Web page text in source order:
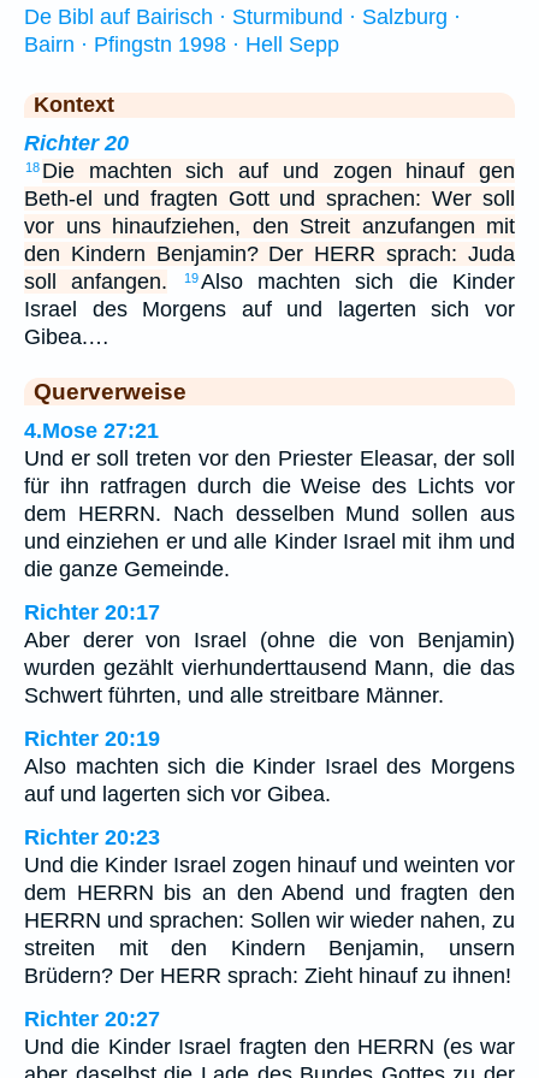
De Bibl auf Bairisch · Sturmibund · Salzburg ·
Bairn · Pfingstn 1998 · Hell Sepp
Kontext
Richter 20
18 Die machten sich auf und zogen hinauf gen
Beth-el und fragten Gott und sprachen: Wer soll
vor uns hinaufziehen, den Streit anzufangen mit
den Kindern Benjamin? Der HERR sprach: Juda
soll anfangen.
19Also machten sich die Kinder
Israel des Morgens auf und lagerten sich vor
Gibea.…
Querverweise
4.Mose 27:21
Und er soll treten vor den Priester Eleasar, der soll
für ihn ratfragen durch die Weise des Lichts vor
dem HERRN. Nach desselben Mund sollen aus
und einziehen er und alle Kinder Israel mit ihm und
die ganze Gemeinde.
Richter 20:17
Aber derer von Israel (ohne die von Benjamin)
wurden gezählt vierhunderttausend Mann, die das
Schwert führten, und alle streitbare Männer.
Richter 20:19
Also machten sich die Kinder Israel des Morgens
auf und lagerten sich vor Gibea.
Richter 20:23
Und die Kinder Israel zogen hinauf und weinten vor
dem HERRN bis an den Abend und fragten den
HERRN und sprachen: Sollen wir wieder nahen, zu
streiten mit den Kindern Benjamin, unsern
Brüdern? Der HERR sprach: Zieht hinauf zu ihnen!
Richter 20:27
Und die Kinder Israel fragten den HERRN (es war